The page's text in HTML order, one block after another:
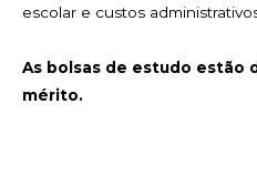
escolar e custos
As bolsas de estudo estão
mérito.